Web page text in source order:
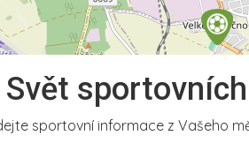
Svět
sportovní informace z Vašeho